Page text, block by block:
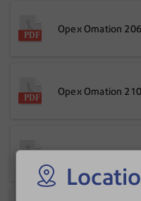
Opex Omation
Opex Omation
Ouvre-lettres